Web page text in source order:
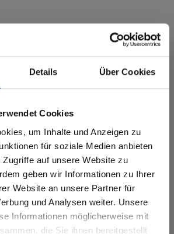
Details Über Cookies
Cookies
um Inhalte und Anzeigen zu
für soziale Medien anbieten
auf unsere Website zu
geben wir Informationen zu Ihrer
Website an unsere Partner für
und Analysen weiter. Unsere
Informationen möglicherweise mit
die Sie ihnen bereitgestellt
history